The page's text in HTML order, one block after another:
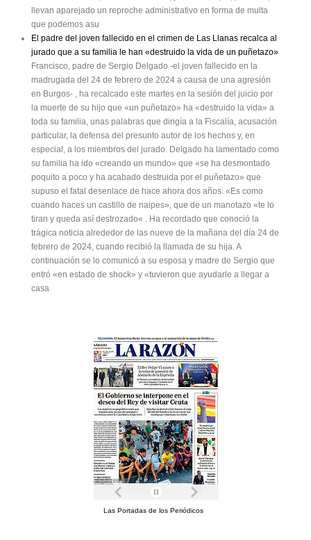
llevan aparejado un reproche administrativo en forma de multa
que podemos asu
El padre del joven fallecido en el crimen de Las Llanas recalca al
jurado que a su familia le han «destruido la vida de un puñetazo»
Francisco, padre de Sergio Delgado -el joven fallecido en la
madrugada del 24 de febrero de 2024 a causa de una agresión
en Burgos- , ha recalcado este martes en la sesión del juicio por
la muerte de su hijo que «un puñetazo» ha «destruido la vida» a
toda su familia, unas palabras que dirigía a la Fiscalía, acusación
particular, la defensa del presunto autor de los hechos y, en
especial, a los miembros del jurado. Delgado ha lamentado como
su familia ha ido «creando un mundo» que «se ha desmontado
poquito a poco y ha acabado destruida por el puñetazo» que
supuso el fatal desenlace de hace ahora dos años. «Es como
cuando haces un castillo de naipes», que de un manotazo «te lo
tiran y queda así destrozado« . Ha recordado que conoció la
trágica noticia alrededor de las nueve de la mañana del día 24 de
febrero de 2024, cuando recibió la llamada de su hija. A
continuación se lo comunicó a su esposa y madre de Sergio que
entró «en estado de shock» y «tuvieron que ayudarle a llegar a
casa
Las Portadas de los Periódicos